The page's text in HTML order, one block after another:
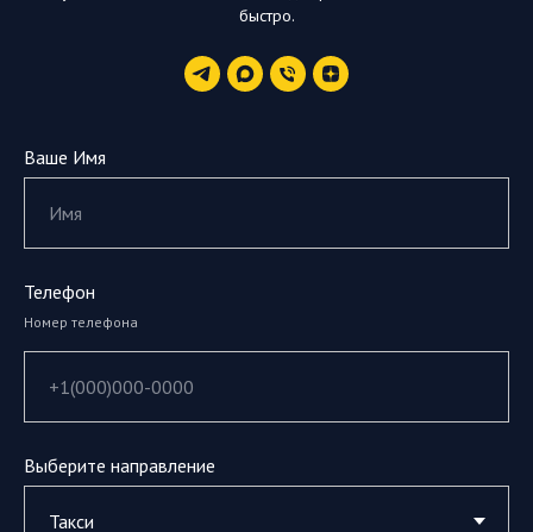
быстро.
Ваше Имя
Телефон
Номер телефона
Выберите направление